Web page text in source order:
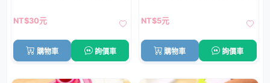
NT$30元
購物車 詢價車
NT$5元
購物車 詢價車